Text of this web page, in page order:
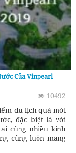
Của Vinpearl
10492
du lịch quá mới
đặc biệt là với
cũng nhiều kinh
cũng luôn mang